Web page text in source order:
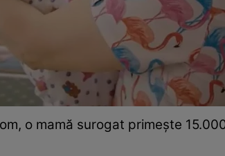
o mamă surogat primeşte